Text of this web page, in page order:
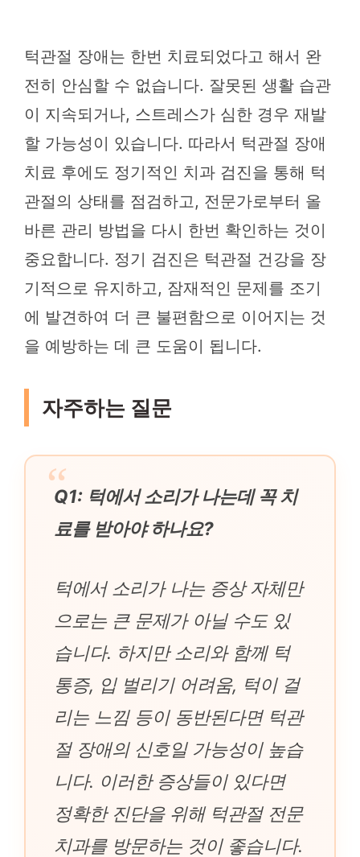
턱관절 장애는 한번 치료되었다고 해서 완
전히 안심할 수 없습니다. 잘못된 생활 습관
이 지속되거나, 스트레스가 심한 경우 재발
할 가능성이 있습니다. 따라서 턱관절 장애
치료 후에도 정기적인 치과 검진을 통해 턱
관절의 상태를 점검하고, 전문가로부터 올
바른 관리 방법을 다시 한번 확인하는 것이
중요합니다. 정기 검진은 턱관절 건강을 장
기적으로 유지하고, 잠재적인 문제를 조기
에 발견하여 더 큰 불편함으로 이어지는 것
을 예방하는 데 큰 도움이 됩니다.
자주하는 질문
Q1: 턱에서 소리가 나는데 꼭 치
료를 받아야 하나요?
턱에서 소리가 나는 증상 자체만
으로는 큰 문제가 아닐 수도 있
습니다. 하지만 소리와 함께 턱
통증, 입 벌리기 어려움, 턱이 걸
리는 느낌 등이 동반된다면 턱관
절 장애의 신호일 가능성이 높습
니다. 이러한 증상들이 있다면
정확한 진단을 위해 턱관절 전문
치과를 방문하는 것이 좋습니다.